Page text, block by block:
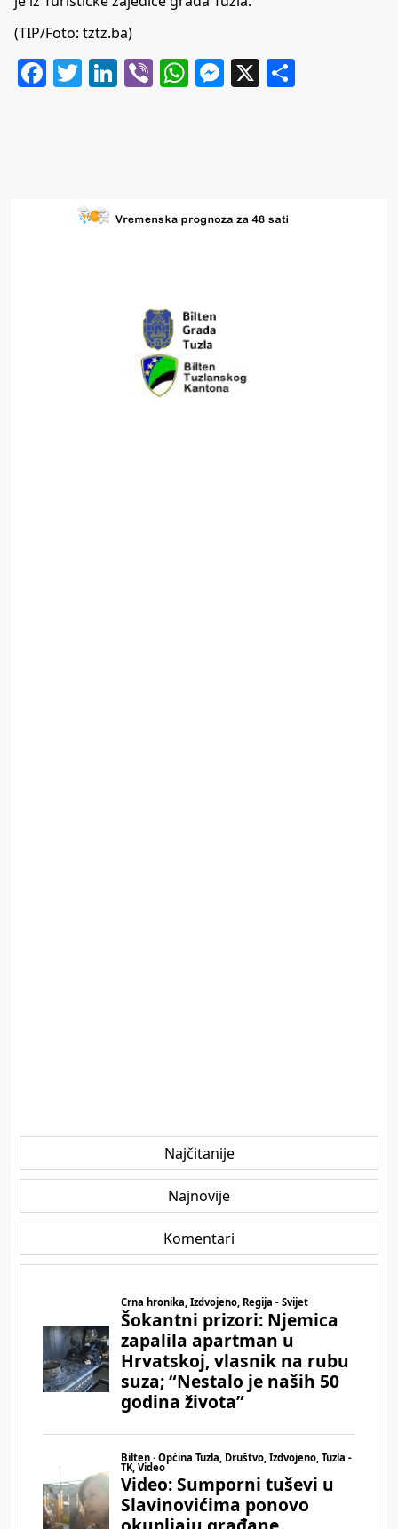
(TIP/Foto: tztz.ba)
Facebook
Twitter
LinkedIn
ViberWhatsApp
Messenger
X
Najčitanije
Najnovije
Komentari